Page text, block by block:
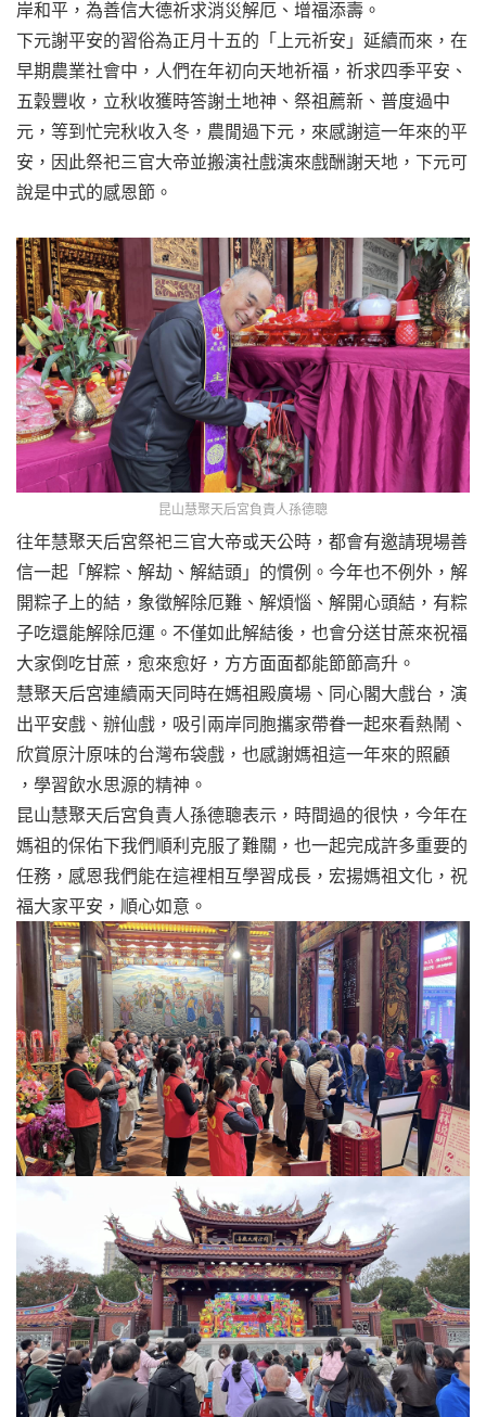
岸和平，為善信大德祈求消災解厄、增福添壽。
下元謝平安的習俗為正月十五的「上元祈安」延續而來，在
早期農業社會中，人們在年初向天地祈福，祈求四季平安、
五穀豐收，立秋收獲時答謝土地神、祭祖薦新、普度過中
元，等到忙完秋收入冬，農閒過下元，來感謝這一年來的平
安，因此祭祀三官大帝並搬演社戲演來戲酬謝天地，下元可
說是中式的感恩節。
昆山慧聚天后宮負責人孫德聰
往年慧聚天后宮祭祀三官大帝或天公時，都會有邀請現場善
信一起「解粽、解劫、解結頭」的慣例。今年也不例外，解
開粽子上的結，象徵解除厄難、解煩惱、解開心頭結，有粽
子吃還能解除厄運。不僅如此解結後，也會分送甘蔗來祝福
大家倒吃甘蔗，愈來愈好，方方面面都能節節高升。
慧聚天后宮連續兩天同時在媽祖殿廣場、同心閣大戲台，演
出平安戲、辦仙戲，吸引兩岸同胞攜家帶眷一起來看熱鬧、
欣賞原汁原味的台灣布袋戲，也感謝媽祖這一年來的照顧
，學習飲水思源的精神。
昆山慧聚天后宮負責人孫德聰表示，時間過的很快，今年在
媽祖的保佑下我們順利克服了難關，也一起完成許多重要的
任務，感恩我們能在這裡相互學習成長，宏揚媽祖文化，祝
福大家平安，順心如意。